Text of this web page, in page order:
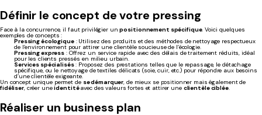
Définir le concept de votre pressing
Face à la concurrence, il faut privilégier unpositionnement spécifique. Voici quelques
exemples de concepts :
Pressing écologique: Utilisez des produits et des méthodes de nettoyage respectueux
de l’environnement pour attirer une clientèle soucieuse de l’écologie.
Pressing express : Offrez un service rapide avec des délais de traitement réduits, idéal
pour les clients pressés en milieu urbain.
Services spécialisés: Proposez des prestations telles que le repassage, le détachage
spécifique, ou le nettoyage de textiles délicats (soie, cuir, etc.) pour répondre aux besoins
d’une clientèle exigeante.
Un concept unique permet de se démarquer, de mieux se positionner mais également de
fidéliser, créer uneidentitéavec des valeurs fortes et attirer une clientèle ciblée.
Réaliser un business plan